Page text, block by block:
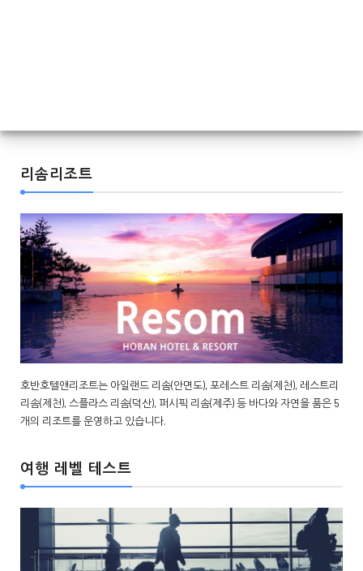
리솜리조트
호반호텔앤리조트는 아일랜드 리솜(안면도), 포레스트 리솜(제천), 레스트리
리솜(제천), 스플라스 리솜(덕산), 퍼시픽 리솜(제주) 등 바다와 자연을 품은 5
개의 리조트를 운영하고 있습니다.
여행 레벨 테스트